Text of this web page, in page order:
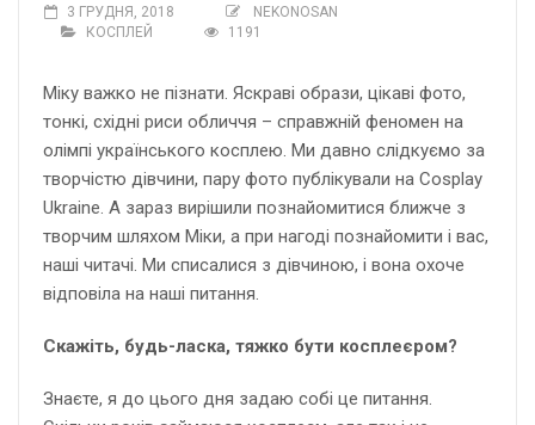
3 ГРУДНЯ, 2018
NEKONOSAN
КОСПЛЕЙ
1191
Міку важко не пізнати. Яскраві образи, цікаві фото,
тонкі, східні риси обличчя – справжній феномен на
олімпі українського косплею. Ми давно слідкуємо за
творчістю дівчини, пару фото публікували на Cosplay
Ukraine. А зараз вирішили познайомитися ближче з
творчим шляхом Міки, а при нагоді познайомити і вас,
наші читачі. Ми списалися з дівчиною, і вона охоче
відповіла на наші питання.
Скажіть, будь-ласка, тяжко бути косплеєром?
Знаєте, я до цього дня задаю собі це питання.